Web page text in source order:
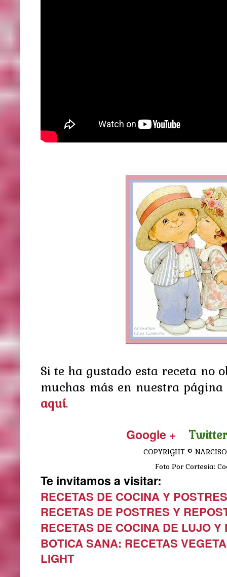
Si te ha gustado esta receta no
muchas más en nuestra página
aquí.
Google + Twitter
COPYRIGHT © NARCISO
Foto Por Cortesía:
Te invitamos a visitar:
RECETAS DE COCINA Y POSTRES
RECETAS DE POSTRES Y
RECETAS DE COCINA DE LUJO Y
BOTICA SANA: RECETAS
LIGHT